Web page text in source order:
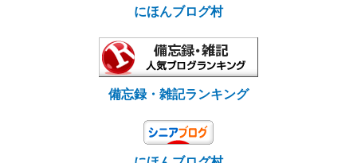
にほんブログ村
備忘録・雑記ランキング